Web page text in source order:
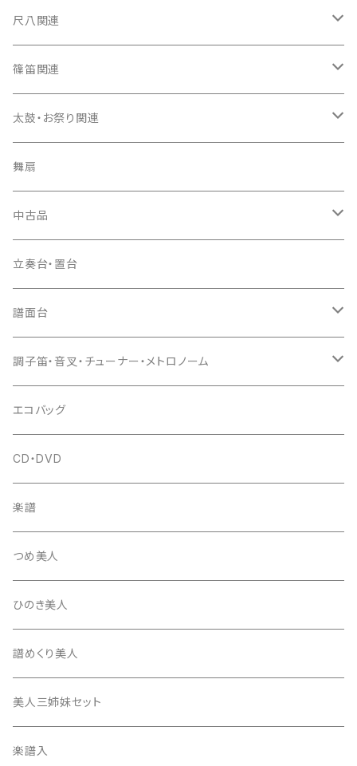
箏カバー
箏袋
口前袋・尾布
爪・爪輪
爪入
爪駒入
猫足入
爪ばさみ
箏柱
柱入
平柱入
三角柱入
琴台
13絃用琴台（低）
13絃用琴台（高）
桐柱箱
消音フェルト
三味線（本体）
三味線ケース
長トランク・三ツ折トランク
ソフトケース
雨用カバー
長袋・三ツ組袋・胴袋
胴掛
根緒
糸
(丸三) 寿糸
はつね糸
駒
地唄駒
長唄駒
糸駒入
爪駒入
撥入
一丁撥入
三角撥入（ファスナー式）
撥
長唄・民謡撥
地唄撥
撥さや
撥滑り止めゴム
ひざゴム・胴ゴム・おひざもと
天神袋
尺八関連
尺八（本体）
尺八袋
歌口キャップ
つゆ切り
篠笛関連
篠笛（本体）
お祭り用６穴
お祭り用７穴
篠笛袋
太鼓・お祭り関連
太鼓（本体）
太鼓撥
手拍子（チャンチャン）
当り鉦
シュモク（当り鉦バチ）
舞扇
中古品
箏（本体）
三味線（本体）
立奏台・置台
譜面台
座奏用譜面台
立奏用譜面台
調子笛・音叉・チューナー・メトロノーム
調子笛・音叉
チューナー・メトロノーム
エコバッグ
CD・DVD
楽譜
つめ美人
ひのき美人
譜めくり美人
美人三姉妹セット
楽譜入